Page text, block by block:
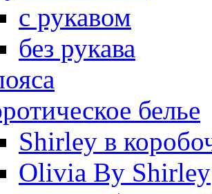
с рукавом
без рукава
белье
Shirley в
Olivia By Shirley